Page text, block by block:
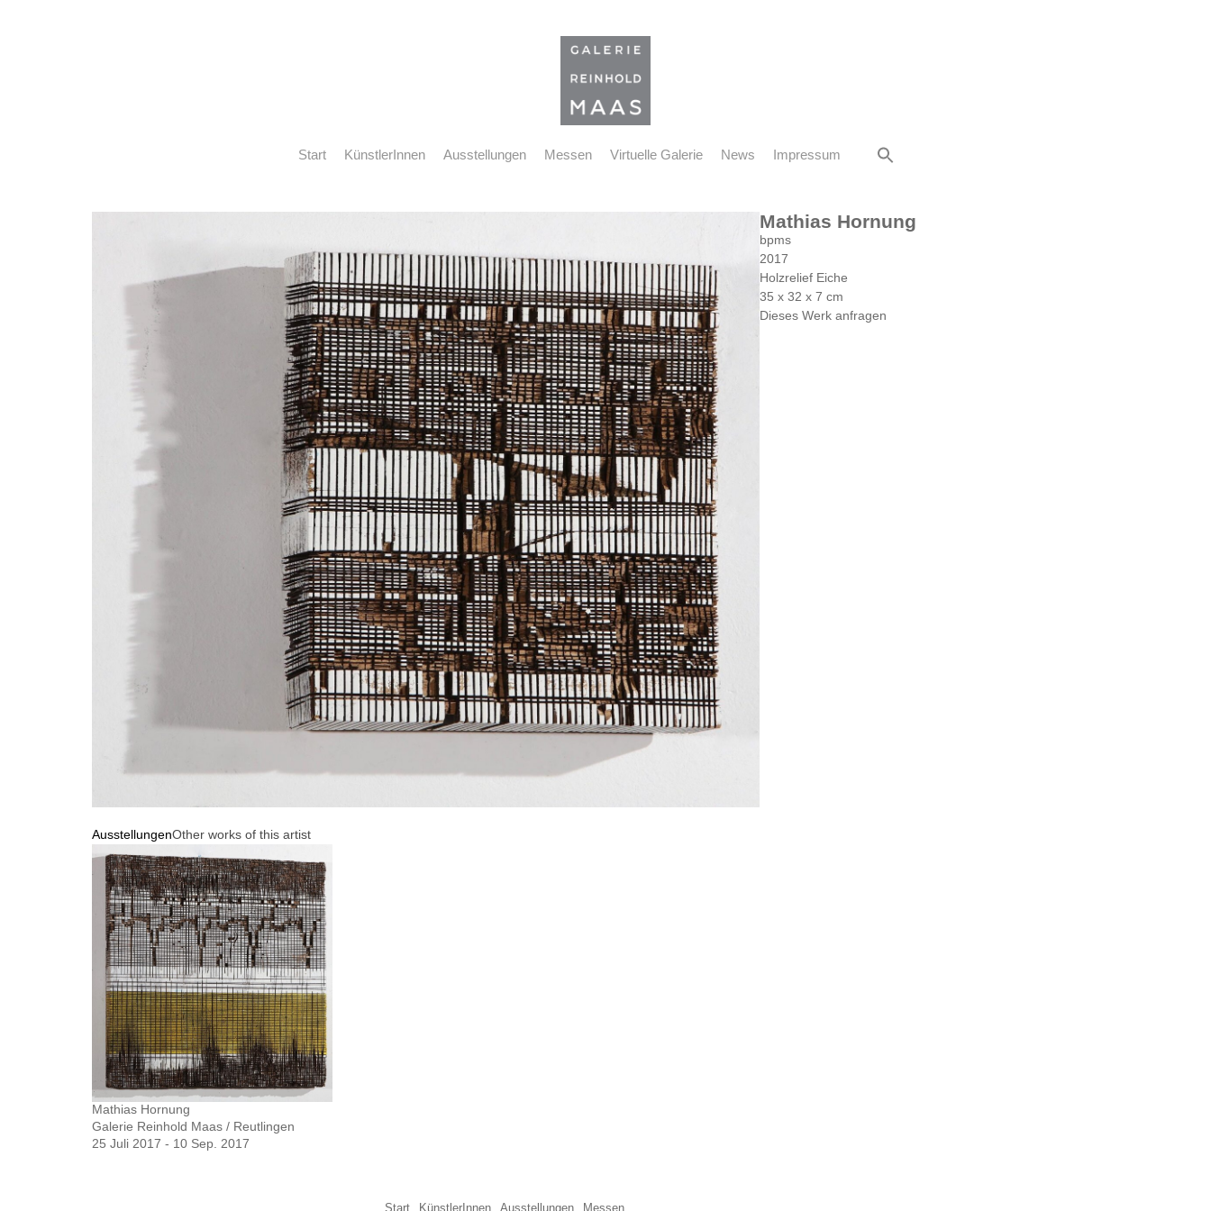
Start KünstlerInnen Ausstellungen Messen Virtuelle Galerie News Impressum
Mathias Hornung
bpms
2017
Holzrelief Eiche
35 x 32 x 7 cm
Dieses Werk anfragen
AusstellungenOther works of this artist
Mathias Hornung
Galerie Reinhold Maas / Reutlingen
25 Juli 2017 - 10 Sep. 2017
Start KünstlerInnen Ausstellungen Messen